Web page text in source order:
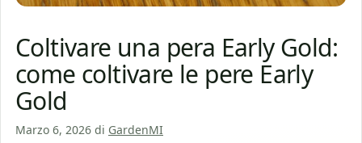
Coltivare una pera Early Gold:
come coltivare le pere Early
Gold
Marzo 6, 2026 di GardenMI